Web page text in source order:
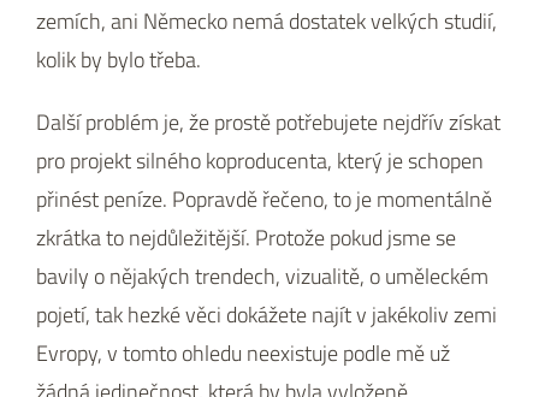
zemích, ani Německo nemá dostatek velkých studií,
kolik by bylo třeba.
Další problém je, že prostě potřebujete nejdřív získat
pro projekt silného koproducenta, který je schopen
přinést peníze. Popravdě řečeno, to je momentálně
zkrátka to nejdůležitější. Protože pokud jsme se
bavily o nějakých trendech, vizualitě, o uměleckém
pojetí, tak hezké věci dokážete najít v jakékoliv zemi
Evropy, v tomto ohledu neexistuje podle mě už